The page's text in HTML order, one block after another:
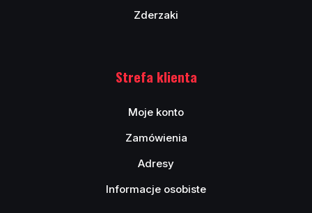
Zderzaki
Strefa klienta
Moje konto
Zamówienia
Adresy
Informacje osobiste